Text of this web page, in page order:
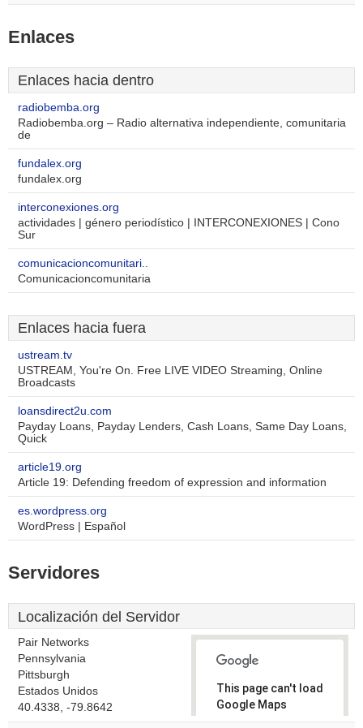
Enlaces
Enlaces hacia dentro
radiobemba.org
Radiobemba.org – Radio alternativa independiente, comunitaria
de
fundalex.org
fundalex.org
interconexiones.org
actividades | género periodí­stico | INTERCONEXIONES | Cono
Sur
comunicacioncomunitari..
Comunicacioncomunitaria
Enlaces hacia fuera
ustream.tv
USTREAM, You're On. Free LIVE VIDEO Streaming, Online
Broadcasts
loansdirect2u.com
Payday Loans, Payday Lenders, Cash Loans, Same Day Loans,
Quick
article19.org
Article 19: Defending freedom of expression and information
es.wordpress.org
WordPress | Español
Servidores
Localización del Servidor
Pair Networks
Pennsylvania
Pittsburgh
Estados Unidos
40.4338, -79.8642
This page can't load
Google Maps
correctly.